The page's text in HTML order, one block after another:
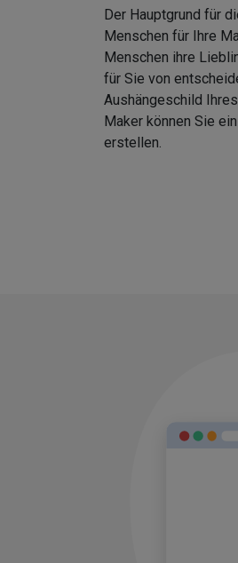
Der Hauptgrund für
Menschen für Ihre
Menschen ihre
für Sie von
Aushängeschild
Maker können Sie
erstellen.